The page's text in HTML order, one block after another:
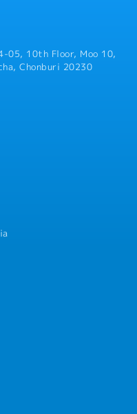
05, 10th Floor, Moo 10,
Chonburi 20230